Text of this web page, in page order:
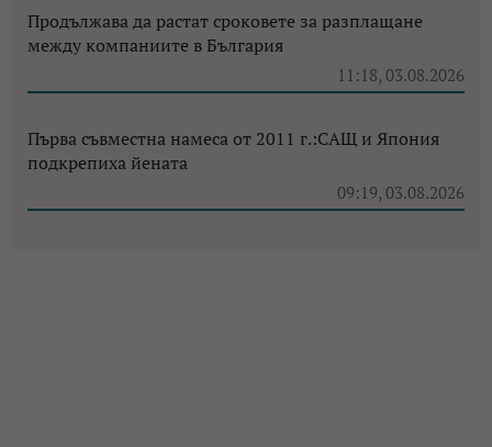
Продължава да растат сроковете за разплащане
между компаниите в България
11:18, 03.08.2026
Първа съвместна намеса от 2011 г.:САЩ и Япония
подкрепиха йената
09:19, 03.08.2026